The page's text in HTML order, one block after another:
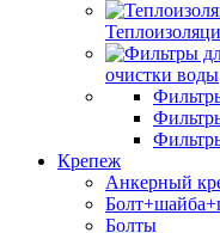
очистки воды
Крепеж
Анкерный
Болты